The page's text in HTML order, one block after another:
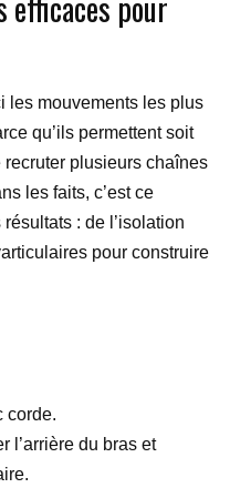
les mouvements les plus
qu’ils permettent soit
recruter plusieurs chaînes
les faits, c’est ce
: de l’isolation
pour construire
corde.
l’arrière du bras et